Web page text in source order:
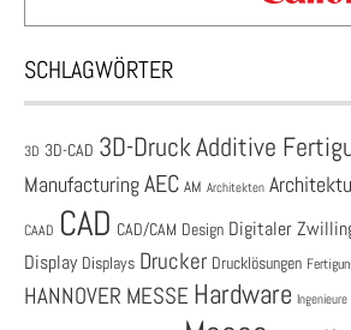
SCHLAGWÖRTER
3D 3D-CAD 3D-DruckAdditive
ManufacturingAEC AM Architekten
CAAD CAD CAD/CAM Design Digitaler
Display Displays Drucker Drucklösungen
HANNOVER MESSE Hardware Ingenieure